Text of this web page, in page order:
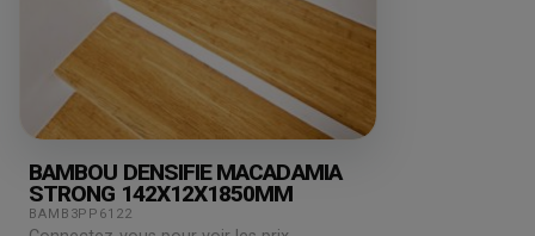
BAMBOU DENSIFIE MACADAMIA
STRONG 142X12X1850MM
BAMB3PP6122